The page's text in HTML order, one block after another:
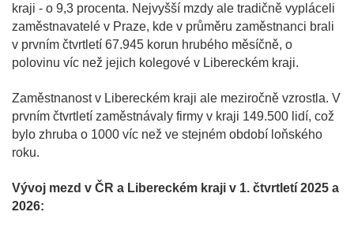
kraji - o 9,3 procenta. Nejvyšší mzdy ale tradičně vypláceli
zaměstnavatelé v Praze, kde v průměru zaměstnanci brali
v prvním čtvrtletí 67.945 korun hrubého měsíčně, o
polovinu víc než jejich kolegové v Libereckém kraji.
Zaměstnanost v Libereckém kraji ale meziročně vzrostla. V
prvním čtvrtletí zaměstnávaly firmy v kraji 149.500 lidí, což
bylo zhruba o 1000 víc než ve stejném období loňského
roku.
Vývoj mezd v ČR a Libereckém kraji v 1. čtvrtletí 2025 a
2026: